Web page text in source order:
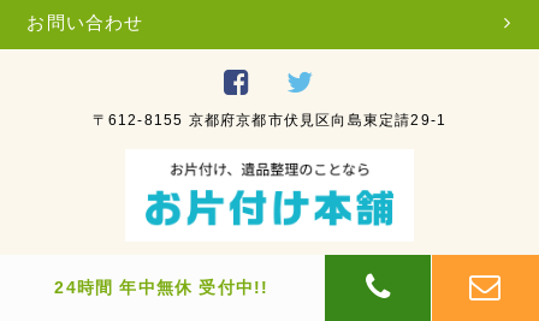
24時間 年中無休 受付中!!
お問い合わせ
〒612-8155 京都府京都市伏見区向島東定請29-1